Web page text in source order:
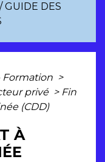
/GUIDE DES
Formation >
privé > Fin
(CDD)
À